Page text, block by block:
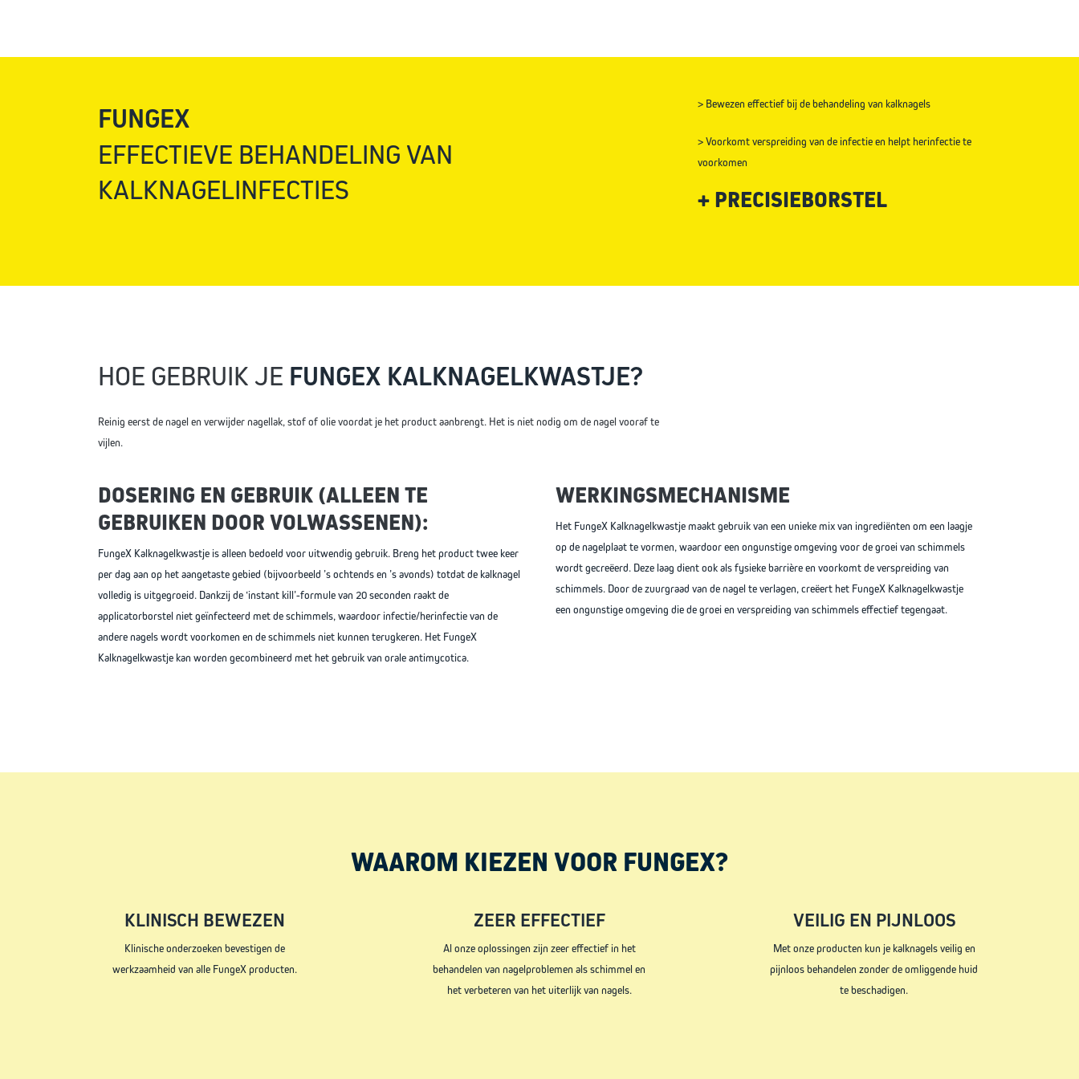
FUNGEX
EFFECTIEVE BEHANDELING VAN
KALKNAGELINFECTIES
> Bewezen effectief bij de behandeling van kalknagels
> Voorkomt verspreiding van de infectie en helpt herinfectie te
voorkomen
+ PRECISIEBORSTEL
HOE GEBRUIK JE FUNGEX KALKNAGELKWASTJE?
Reinig eerst de nagel en verwijder nagellak, stof of olie voordat je het product aanbrengt. Het is niet nodig om de nagel vooraf te
vijlen.
DOSERING EN GEBRUIK (ALLEEN TE
GEBRUIKEN DOOR VOLWASSENEN):
FungeX Kalknagelkwastje is alleen bedoeld voor uitwendig gebruik. Breng het product twee keer
per dag aan op het aangetaste gebied (bijvoorbeeld ’s ochtends en ’s avonds) totdat de kalknagel
volledig is uitgegroeid. Dankzij de ‘instant kill’-formule van 20 seconden raakt de
applicatorborstel niet geïnfecteerd met de schimmels, waardoor infectie/herinfectie van de
andere nagels wordt voorkomen en de schimmels niet kunnen terugkeren. Het FungeX
Kalknagelkwastje kan worden gecombineerd met het gebruik van orale antimycotica.
WERKINGSMECHANISME
Het FungeX Kalknagelkwastje maakt gebruik van een unieke mix van ingrediënten om een laagje
op de nagelplaat te vormen, waardoor een ongunstige omgeving voor de groei van schimmels
wordt gecreëerd. Deze laag dient ook als fysieke barrière en voorkomt de verspreiding van
schimmels. Door de zuurgraad van de nagel te verlagen, creëert het FungeX Kalknagelkwastje
een ongunstige omgeving die de groei en verspreiding van schimmels effectief tegengaat.
WAAROM KIEZEN VOOR FUNGEX?
KLINISCH BEWEZEN
Klinische onderzoeken bevestigen de
werkzaamheid van alle FungeX producten.
ZEER EFFECTIEF
Al onze oplossingen zijn zeer effectief in het
behandelen van nagelproblemen als schimmel en
het verbeteren van het uiterlijk van nagels.
VEILIG EN PIJNLOOS
Met onze producten kun je kalknagels veilig en
pijnloos behandelen zonder de omliggende huid
te beschadigen.